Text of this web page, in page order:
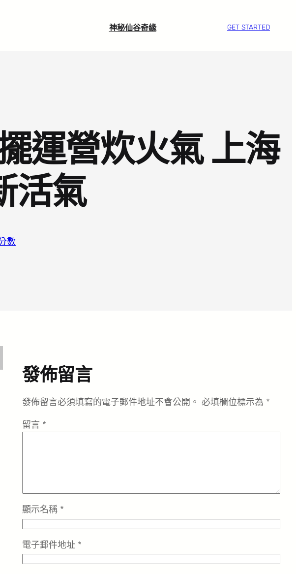
神秘仙谷奇緣 GET STARTED
運營炊火氣 上海
活氣
數
發佈留言
發佈留言必須填寫的電子郵件地址不會公開。 必填欄位標示為 *
留言 *
顯示名稱 *
電子郵件地址 *